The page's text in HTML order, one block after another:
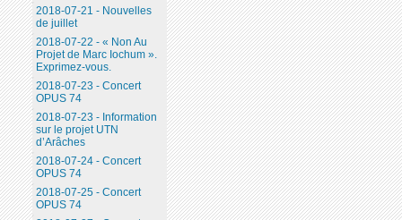
2018-07-21 - Nouvelles
de juillet
2018-07-22 - « Non Au
Projet de Marc Iochum ».
Exprimez-vous.
2018-07-23 - Concert
OPUS 74
2018-07-23 - Information
sur le projet UTN
d’Arâches
2018-07-24 - Concert
OPUS 74
2018-07-25 - Concert
OPUS 74